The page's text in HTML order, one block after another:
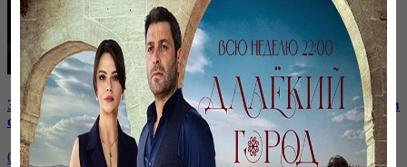
Зачем встретились лидеры стран СНГ? | Роль Казахстана в
строительстве нашей АЭС
07 октября, 19:00